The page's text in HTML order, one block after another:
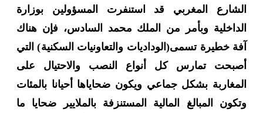
الشارع المغربي قد استنفرت المسؤولين
بوزارة
الداخلية وبأمر من
الملك محمد السادس، فإن هناك
آفة خطيرة تسمى( الوداديات والتعاونيات السكنية) التي
أصبحت تمارس كل أنواع النصب والاحتيال على
المغاربة بشكل جماعي ويكون ضحاياها أحيانا بالمئات
وتكون المبالغ المالية المستنزفة بالملايير ضحايا ما